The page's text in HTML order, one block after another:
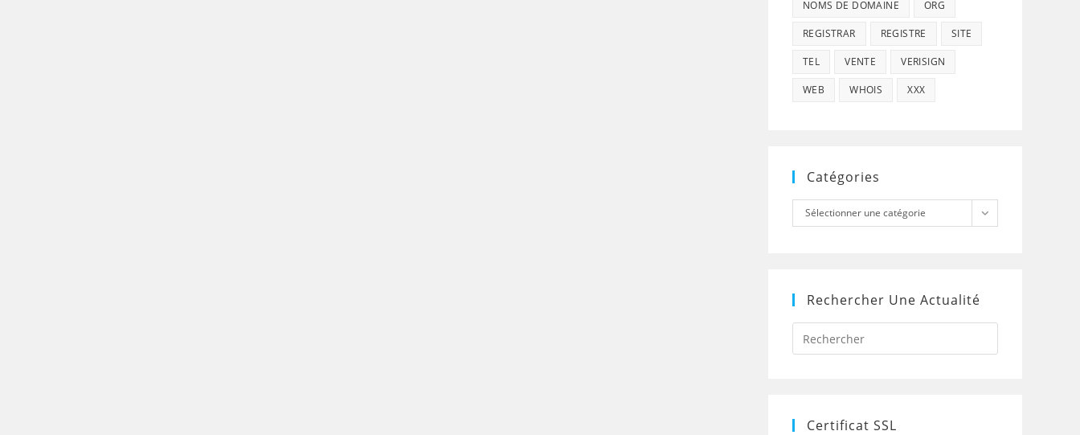
NOMS DE DOMAINE ORG
REGISTRAR REGISTRE SITE
TEL VENTE VERISIGN
WEB WHOIS XXX
Catégories
Catégories
Sélectionner une catégorie
Rechercher Une Actualité
Press
to
Certificat SSL